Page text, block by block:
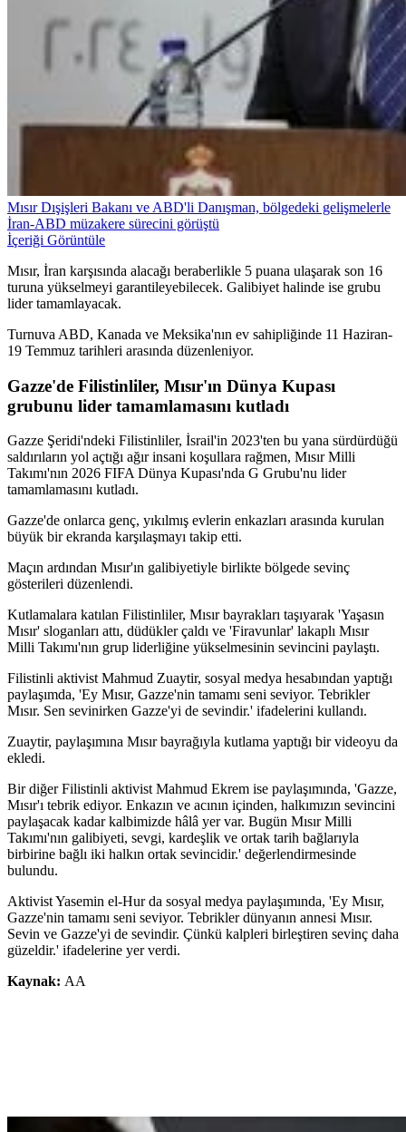
Mısır Dışişleri Bakanı ve ABD'li Danışman, bölgedeki gelişmelerle
İran-ABD müzakere sürecini görüştü
İçeriği Görüntüle
Mısır, İran karşısında alacağı beraberlikle 5 puana ulaşarak son 16
turuna yükselmeyi garantileyebilecek. Galibiyet halinde ise grubu
lider tamamlayacak.
Turnuva ABD, Kanada ve Meksika'nın ev sahipliğinde 11 Haziran-
19 Temmuz tarihleri arasında düzenleniyor.
Gazze'de Filistinliler, Mısır'ın Dünya Kupası
grubunu lider tamamlamasını kutladı
Gazze Şeridi'ndeki Filistinliler, İsrail'in 2023'ten bu yana sürdürdüğü
saldırıların yol açtığı ağır insani koşullara rağmen, Mısır Milli
Takımı'nın 2026 FIFA Dünya Kupası'nda G Grubu'nu lider
tamamlamasını kutladı.
Gazze'de onlarca genç, yıkılmış evlerin enkazları arasında kurulan
büyük bir ekranda karşılaşmayı takip etti.
Maçın ardından Mısır'ın galibiyetiyle birlikte bölgede sevinç
gösterileri düzenlendi.
Kutlamalara katılan Filistinliler, Mısır bayrakları taşıyarak 'Yaşasın
Mısır' sloganları attı, düdükler çaldı ve 'Firavunlar' lakaplı Mısır
Milli Takımı'nın grup liderliğine yükselmesinin sevincini paylaştı.
Filistinli aktivist Mahmud Zuaytir, sosyal medya hesabından yaptığı
paylaşımda, 'Ey Mısır, Gazze'nin tamamı seni seviyor. Tebrikler
Mısır. Sen sevinirken Gazze'yi de sevindir.' ifadelerini kullandı.
Zuaytir, paylaşımına Mısır bayrağıyla kutlama yaptığı bir videoyu da
ekledi.
Bir diğer Filistinli aktivist Mahmud Ekrem ise paylaşımında, 'Gazze,
Mısır'ı tebrik ediyor. Enkazın ve acının içinden, halkımızın sevincini
paylaşacak kadar kalbimizde hâlâ yer var. Bugün Mısır Milli
Takımı'nın galibiyeti, sevgi, kardeşlik ve ortak tarih bağlarıyla
birbirine bağlı iki halkın ortak sevincidir.' değerlendirmesinde
bulundu.
Aktivist Yasemin el-Hur da sosyal medya paylaşımında, 'Ey Mısır,
Gazze'nin tamamı seni seviyor. Tebrikler dünyanın annesi Mısır.
Sevin ve Gazze'yi de sevindir. Çünkü kalpleri birleştiren sevinç daha
güzeldir.' ifadelerine yer verdi.
Kaynak: AA